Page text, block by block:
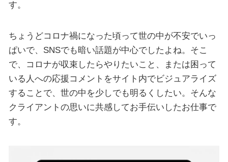
す。
ちょうどコロナ禍になった頃って世の中が不安でいっ
ぱいで、SNSでも暗い話題が中心でしたよね。そこ
で、コロナが収束したらやりたいこと、または困って
いる人への応援コメントをサイト内でビジュアライズ
することで、世の中を少しでも明るくしたい。そんな
クライアントの思いに共感してお手伝いしたお仕事で
す。